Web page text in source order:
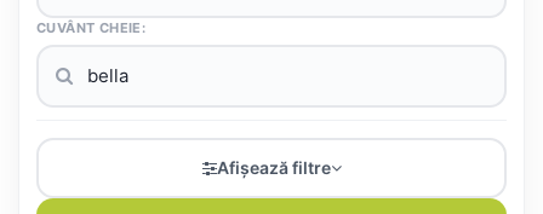
CUVÂNT CHEIE:
Afișează filtre